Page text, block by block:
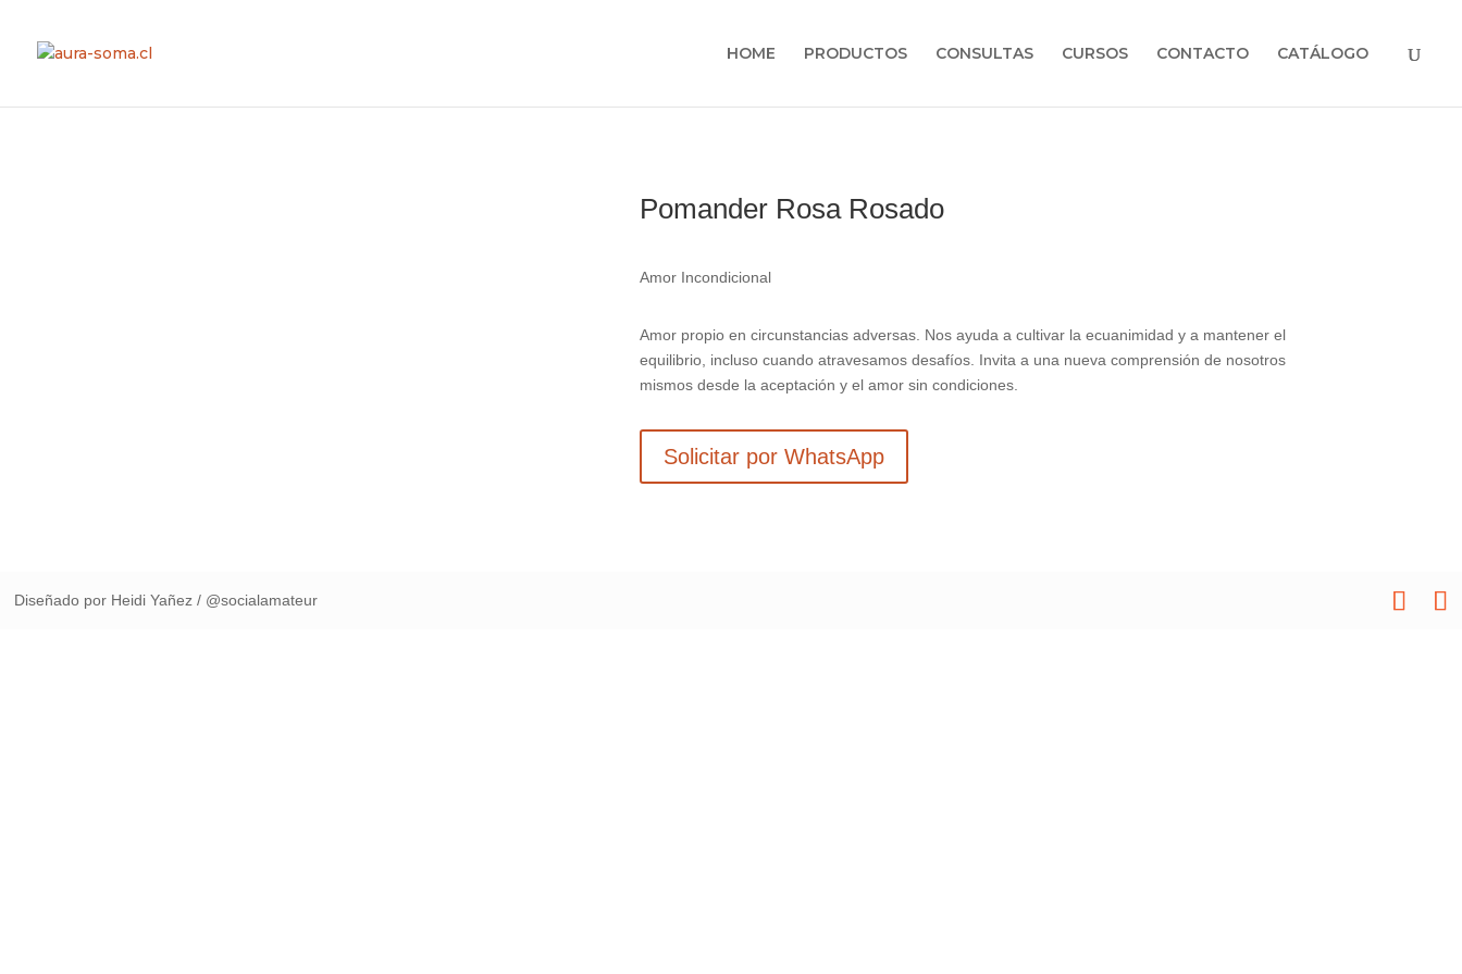
HOME PRODUCTOS CONSULTAS CURSOS CONTACTO CATÁLOGO
Pomander Rosa Rosado
Amor Incondicional
Amor propio en circunstancias adversas. Nos ayuda a cultivar la ecuanimidad y a mantener el
equilibrio, incluso cuando atravesamos desafíos. Invita a una nueva comprensión de nosotros
mismos desde la aceptación y el amor sin condiciones.
Solicitar por WhatsApp
Diseñado por Heidi Yañez / @socialamateur